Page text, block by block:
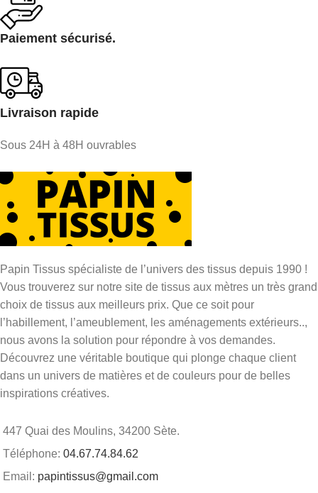
Paiement sécurisé.
Livraison rapide
Sous 24H à 48H ouvrables
Papin Tissus spécialiste de l’univers des tissus depuis 1990 !
Vous trouverez sur notre site de tissus aux mètres un très grand
choix de tissus aux meilleurs prix. Que ce soit pour
l’habillement, l’ameublement, les aménagements extérieurs..,
nous avons la solution pour répondre à vos demandes.
Découvrez une véritable boutique qui plonge chaque client
dans un univers de matières et de couleurs pour de belles
inspirations créatives.
447 Quai des Moulins, 34200 Sète.
Téléphone: 04.67.74.84.62
Email: papintissus@gmail.com